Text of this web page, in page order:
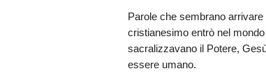
Parole che sembrano
cristianesimo entrò nel
sacralizzavano il Potere,
essere umano.